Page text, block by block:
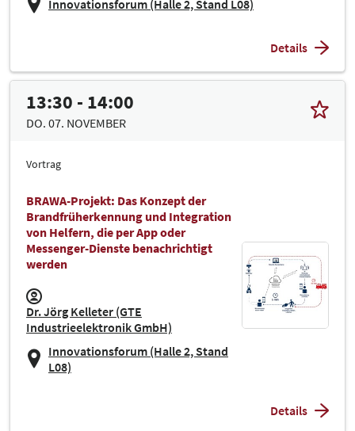
Innovationsforum (Halle 2, Stand L08)
Details
13:30 - 14:00
DO. 07. NOVEMBER
Vortrag
BRAWA-Projekt: Das Konzept der
Brandfrüherkennung und Integration
von Helfern, die per App oder
Messenger-Dienste benachrichtigt
werden
Dr. Jörg Kelleter (GTE
Industrieelektronik GmbH)
Innovationsforum (Halle 2, Stand
L08)
Details